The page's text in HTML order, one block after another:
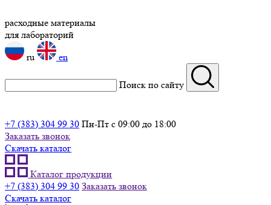
расходные материалы
для лабораторий
ru
en
Поиск по сайту
+7 (383) 304 99 30 Пн-Пт с 09:00 до 18:00
Заказать звонок
Скачать каталог
Каталог продукции
+7 (383) 304 99 30 Заказать звонок
Скачать каталог